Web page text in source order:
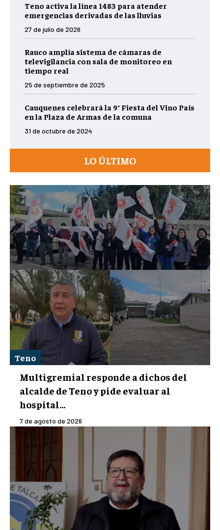
Teno activa la línea 1483 para atender
emergencias derivadas de las lluvias
27 de julio de 2026
Rauco amplía sistema de cámaras de
televigilancia con sala de monitoreo en
tiempo real
25 de septiembre de 2025
Cauquenes celebrará la 9° Fiesta del Vino País
en la Plaza de Armas de la comuna
31 de octubre de 2024
LO ÚLTIMO
Teno
Multigremial responde a dichos del
alcalde de Teno y pide evaluar al
hospital...
7 de agosto de 2026